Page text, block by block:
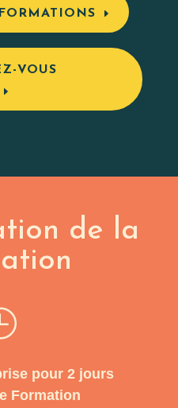
VOUS
de la
pour 2 jours
Formation